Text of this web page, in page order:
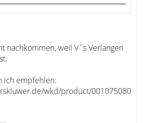
nachkommen, weil V´s Verlangen
ich empfehlen:
wkd/product/001075080